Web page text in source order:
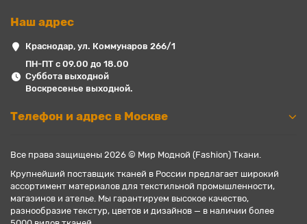
Наш адрес
Краснодар, ул. Коммунаров 266/1
ПН-ПТ с 09.00 до 18.00
Суббота выходной
Воскресенье выходной.
Телефон и адрес в Москве
Все права защищены 2026 © Мир Модной (Fashion) Ткани.
Крупнейший поставщик тканей в России предлагает широкий
ассортимент материалов для текстильной промышленности,
магазинов и ателье. Мы гарантируем высокое качество,
разнообразие текстур, цветов и дизайнов — в наличии более